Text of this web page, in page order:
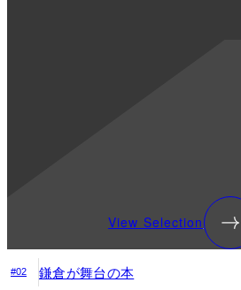
View Selection
#02 鎌倉が舞台の本